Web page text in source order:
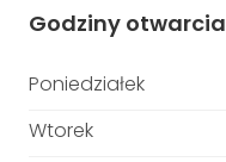
Godziny otwarcia
Poniedziałek
Wtorek